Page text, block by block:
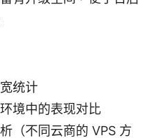
统计
境中的表现对比
（不同云商的 VPS 方